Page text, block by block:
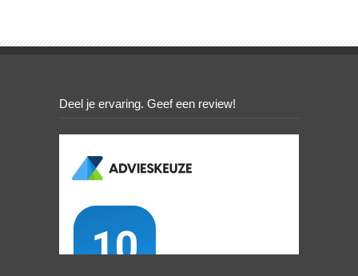
Deel je ervaring. Geef een review!